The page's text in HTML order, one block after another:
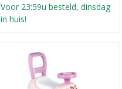
Voor 23:59u besteld, dinsdag
in huis!